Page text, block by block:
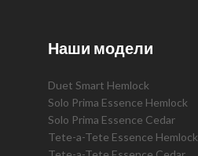
Наши модели
Duet Smart Hemlock
Solo Prima Essence Hemlock
Solo Prima Essence Cedar
Tete-a-Tete Essence Hemlock